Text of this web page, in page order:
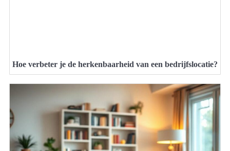
Hoe verbeter je de herkenbaarheid van een bedrijfslocatie?